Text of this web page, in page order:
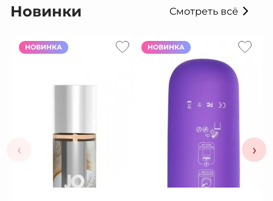
Новинки Смотреть всё
‹
НОВИНКА НОВИНКА
›